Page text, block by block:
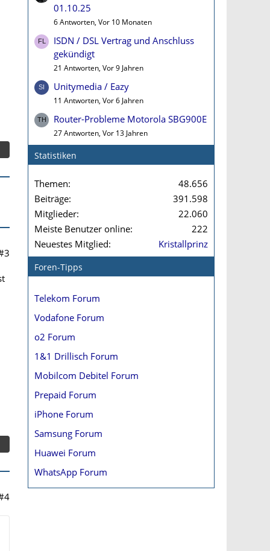
01.10.25
6 Antworten, Vor 10 Monaten
ISDN / DSL Vertrag und Anschluss
gekündigt
21 Antworten, Vor 9 Jahren
Unitymedia / Eazy
11 Antworten, Vor 6 Jahren
Router-Probleme Motorola SBG900E
27 Antworten, Vor 13 Jahren
Statistiken
Themen
48.656
Beiträge
391.598
Mitglieder
22.060
Meiste Benutzer online
222
Neuestes Mitglied
Kristallprinz
Foren-Tipps
Telekom Forum
Vodafone Forum
o2 Forum
1&1 Drillisch Forum
Mobilcom Debitel Forum
Prepaid Forum
iPhone Forum
Samsung Forum
Huawei Forum
WhatsApp Forum